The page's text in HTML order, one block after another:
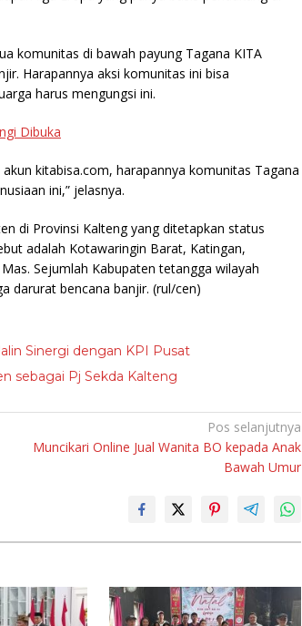
komunitas di bawah payung Tagana KITA
Harapannya aksi komunitas ini bisa
harus mengungsi ini.
Dibuka
kitabisa.com, harapannya komunitas Tagana
ini,” jelasnya.
di Provinsi Kalteng yang ditetapkan status
adalah Kotawaringin Barat, Katingan,
Sejumlah Kabupaten tetangga wilayah
darurat bencana banjir. (rul/cen)
Sinergi dengan KPI Pusat
sebagai Pj Sekda Kalteng
Pos selanjutnya
Muncikari Online Jual Wanita BO kepada Anak
Bawah Umur